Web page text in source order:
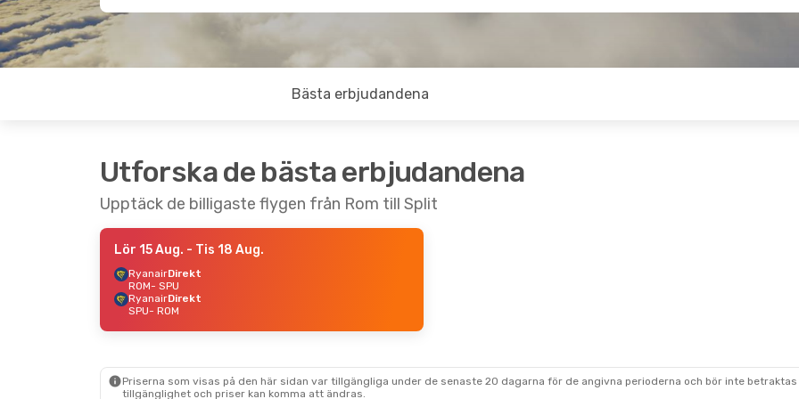
Bästa erbjudandena
Utforska de bästa erbjudandena
Upptäck de billigaste flygen från Rom till Split
Lör 15 Aug. - Tis 18 Aug.
RyanairDirekt
ROM- SPU
RyanairDirekt
SPU- ROM
Priserna som visas på den här sidan var tillgängliga under de senaste 20 dagarna för de angivna perioderna och bör inte
tillgänglighet och priser kan komma att ändras.